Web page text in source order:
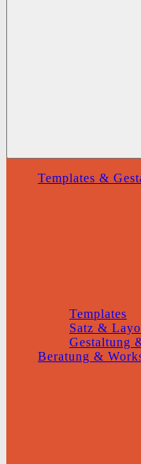
Templates &
Templates
Satz &
Gestaltung
Beratung &